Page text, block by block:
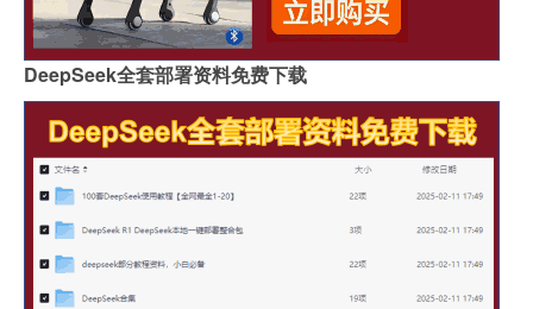
DeepSeek全套部署资料免费下载